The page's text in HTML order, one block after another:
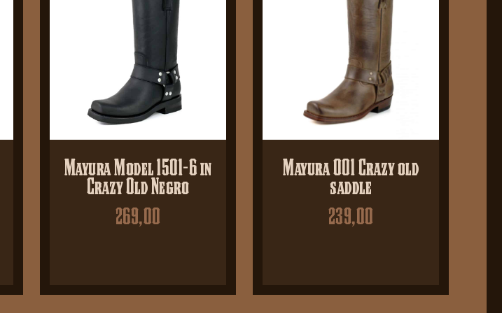
Mayura Model 1501-6 in
Crazy Old Negro
269,00
Mayura 001 Crazy old
saddle
239,00